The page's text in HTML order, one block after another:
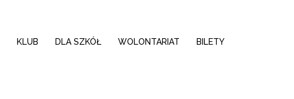
KLUB DLA SZKÓŁ WOLONTARIAT BILETY